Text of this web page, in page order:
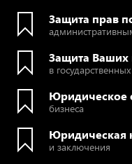
Защита прав
Защита Ваших
в
Юридическое
бизнеса
Юридическая
и заключения